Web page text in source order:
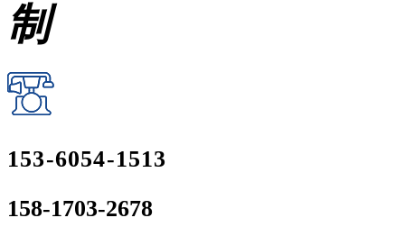
制
153-6054-1513
158-1703-2678